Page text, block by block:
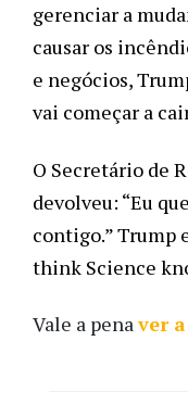
gerenciar a
causar os
e negócios,
vai começar a
O Secretário de
devolveu: “Eu
contigo.” Trump
think Science
Vale a penaver